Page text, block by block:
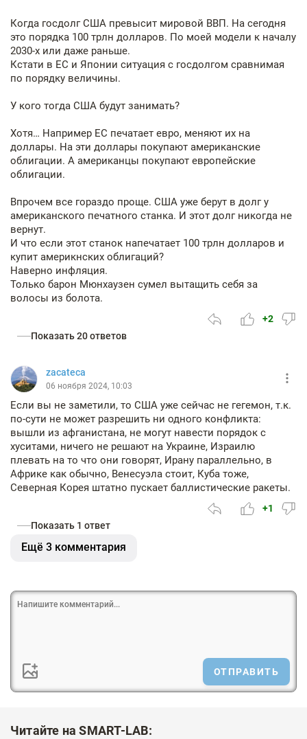
Когда госдолг США превысит мировой ВВП. На сегодня
это порядка 100 трлн долларов. По моей модели к началу
2030-х или даже раньше.
Кстати в ЕС и Японии ситуация с госдолгом сравнимая
по порядку величины.
У кого тогда США будут занимать?
Хотя… Например ЕС печатает евро, меняют их на
доллары. На эти доллары покупают американские
облигации. А американцы покупают европейские
облигации.
Впрочем все гораздо проще. США уже берут в долг у
американского печатного станка. И этот долг никогда не
вернут.
И что если этот станок напечатает 100 трлн долларов и
купит америкнских облигаций?
Наверно инфляция.
Только барон Мюнхаузен сумел вытащить себя за
волосы из болота.
+2
Показать 20 ответов
zacateca
06 ноября 2024, 10:03
Если вы не заметили, то США уже сейчас не гегемон, т.к.
по-сути не может разрешить ни одного конфликта:
вышли из афганистана, не могут навести порядок c
хуситами, ничего не решают на Украине, Израилю
плевать на то что они говорят, Ирану параллельно, в
Африке как обычно, Венесуэла стоит, Куба тоже,
Северная Корея штатно пускает баллистические ракеты.
+1
Показать 1 ответ
Ещё 3 комментария
ОТПРАВИТЬ
Читайте на SMART-LAB: